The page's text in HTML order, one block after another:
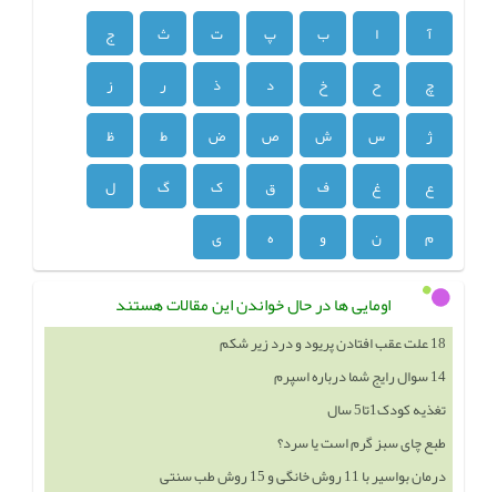
آ ا ب پ ت ث
ج
چ
ح خ د ذ ر
ز
ژ
س ش ص ض ط
ظ
ع
غ ف ق ک گ
ل
م
ن و ه ی
اومایی ها در حال خواندن این مقالات هستند
18 علت عقب افتادن پریود و درد زیر شکم
14 سوال رایج شما درباره اسپرم
تغذیه کودک1تا5 سال
طبع چای سبز گرم است یا سرد؟
درمان بواسیر با 11 روش خانگی و 15 روش طب سنتی